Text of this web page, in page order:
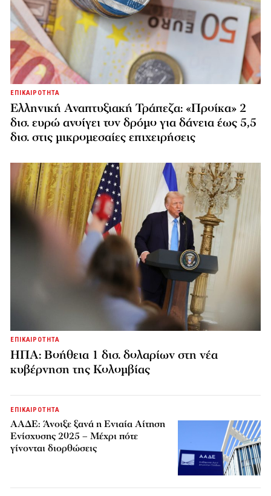
ΕΠΙΚΑΙΡΟΤΗΤΑ
Ελληνική Αναπτυξιακή Τράπεζα: «Προίκα» 2
δισ. ευρώ ανοίγει τον δρόμο για δάνεια έως 5,5
δισ. στις μικρομεσαίες επιχειρήσεις
ΕΠΙΚΑΙΡΟΤΗΤΑ
ΗΠΑ: Βοήθεια 1 δισ. δολαρίων στη νέα
κυβέρνηση της Κολομβίας
ΕΠΙΚΑΙΡΟΤΗΤΑ
ΑΑΔΕ: Άνοιξε ξανά η Ενιαία Αίτηση
Ενίσχυσης 2025 – Μέχρι πότε
γίνονται διορθώσεις